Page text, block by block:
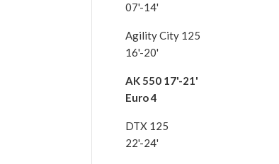
07'-14'
Agility City 125
16'-20'
AK 550 17'-21'
Euro 4
DTX 125
22'-24'